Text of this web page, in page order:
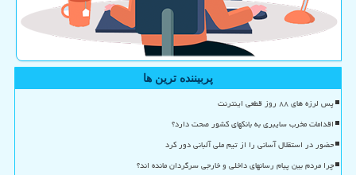
پربیننده ترین ها
پس لرزه های ۸۸ روز قطعی اینترنت
اقدامات مخرب سایبری به بانکهای کشور صحت دارد؟
حضور در استقلال آسانی را از تیم ملی آلبانی دور کرد
چرا مردم بین پیام رسانهای داخلی و خارجی سرگردان مانده اند؟